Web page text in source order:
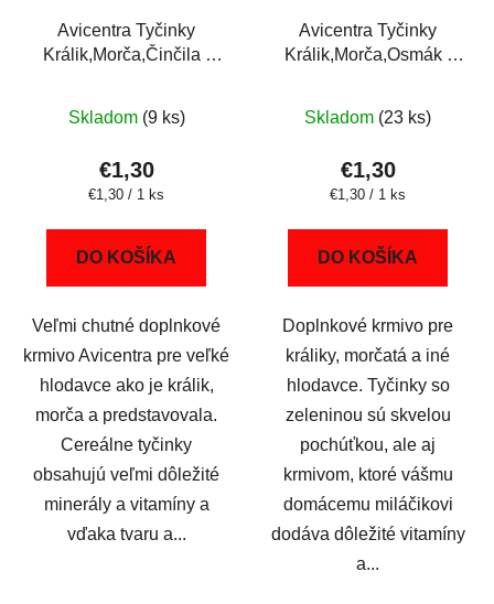
Avicentra Tyčinky
Králik,Morča,Činčila -
Skladom (9 ks)
€1,30
Jednotková
€1,30 / 1 ks
DO KOŠÍKA
Veľmi chutné doplnkové
krmivo Avicentra pre veľké
hlodavce ako je králik,
morča a predstavovala.
Cereálne tyčinky
obsahujú veľmi dôležité
minerály a vitamíny a
vďaka tvaru a...
Avicentra Tyčinky
Králik,Morča,Osmák -
Skladom (23 ks)
€1,30
Jednotková
€1,30 / 1 ks
DO KOŠÍKA
Doplnkové krmivo pre
králiky, morčatá a iné
hlodavce. Tyčinky so
zeleninou sú skvelou
pochúťkou, ale aj
krmivom, ktoré vášmu
domácemu miláčikovi
dodáva dôležité vitamíny
a...